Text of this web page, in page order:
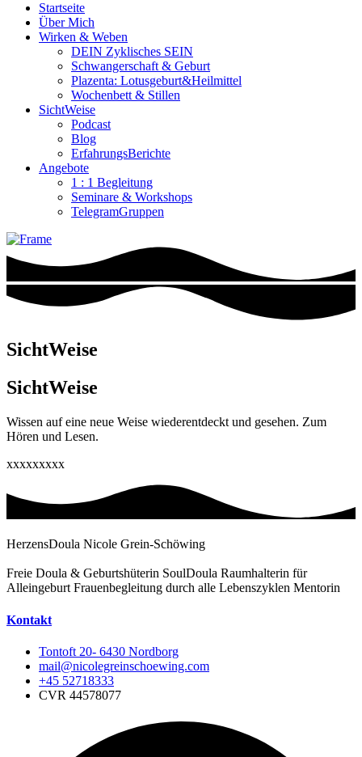
Startseite
Über Mich
Wirken & Weben
DEIN Zyklisches SEIN
Schwangerschaft & Geburt
Plazenta: Lotusgeburt&Heilmittel
Wochenbett & Stillen
SichtWeise
Podcast
Blog
ErfahrungsBerichte
Angebote
1 : 1 Begleitung
Seminare & Workshops
TelegramGruppen
SichtWeise
SichtWeise
Wissen auf eine neue Weise wiederentdeckt und gesehen. Zum
Hören und Lesen.
xxxxxxxxx
HerzensDoula Nicole Grein-Schöwing
Freie Doula & Geburtshüterin SoulDoula Raumhalterin für
Alleingeburt Frauenbegleitung durch alle Lebenszyklen Mentorin
Kontakt
Tontoft 20- 6430 Nordborg
mail@nicolegreinschoewing.com
+45 52718333
CVR 44578077